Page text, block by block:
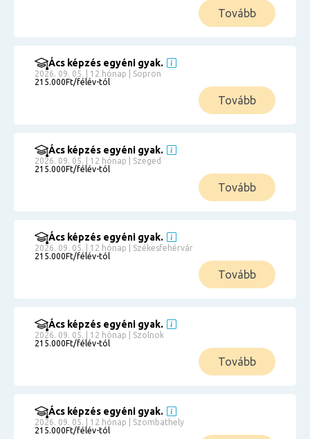
Tovább
Ács képzés egyéni gyak.
2026. 09. 05. | 12 hónap | Sopron
215.000Ft/félév-tól
Tovább
Ács képzés egyéni gyak.
2026. 09. 05. | 12 hónap | Szeged
215.000Ft/félév-tól
Tovább
Ács képzés egyéni gyak.
2026. 09. 05. | 12 hónap | Székesfehérvár
215.000Ft/félév-tól
Tovább
Ács képzés egyéni gyak.
2026. 09. 05. | 12 hónap | Szolnok
215.000Ft/félév-tól
Tovább
Ács képzés egyéni gyak.
2026. 09. 05. | 12 hónap | Szombathely
215.000Ft/félév-tól